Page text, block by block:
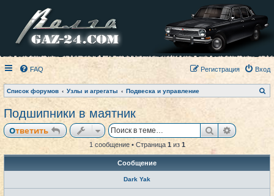
FAQ Вход
Регистрация
Список форумов Узлы и агрегаты Подвеска и управление
о
Подшипники в маятник
Ответить Поиск
1 сообщение • Страница 1из 1
Сообщение
Dark Yak